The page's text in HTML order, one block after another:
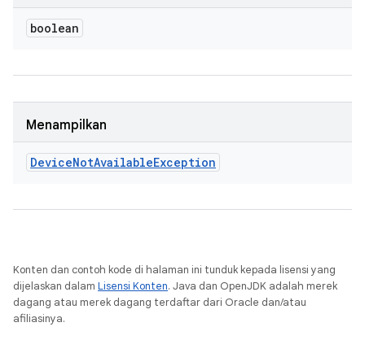
boolean
Menampilkan
DeviceNotAvailableException
Konten dan contoh kode di halaman ini tunduk kepada lisensi yang
dijelaskan dalam Lisensi Konten. Java dan OpenJDK adalah merek
dagang atau merek dagang terdaftar dari Oracle dan/atau
afiliasinya.